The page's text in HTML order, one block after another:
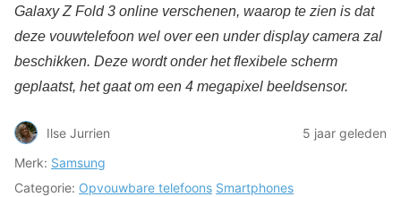
Galaxy Z Fold 3 online verschenen, waarop te zien is dat
deze vouwtelefoon wel over een under display camera zal
beschikken. Deze wordt onder het flexibele scherm
geplaatst, het gaat om een 4 megapixel beeldsensor.
Ilse Jurrien
5 jaar geleden
Merk: Samsung
Categorie: Opvouwbare telefoons Smartphones